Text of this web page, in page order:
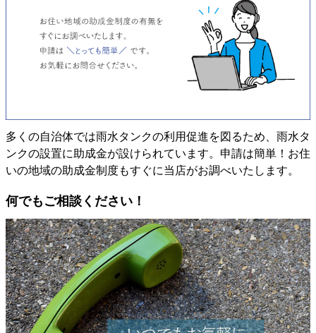
多くの自治体では雨水タンクの利用促進を図るため、雨水タ
ンクの設置に助成金が設けられています。申請は簡単！お住
いの地域の助成金制度もすぐに当店がお調べいたします。
何でもご相談ください！